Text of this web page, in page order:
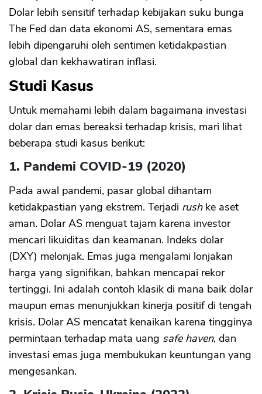
Dolar lebih sensitif terhadap kebijakan suku bunga
The Fed dan data ekonomi AS, sementara emas
lebih dipengaruhi oleh sentimen ketidakpastian
global dan kekhawatiran inflasi.
Studi Kasus
Untuk memahami lebih dalam bagaimana investasi
dolar dan emas bereaksi terhadap krisis, mari lihat
beberapa studi kasus berikut:
1. Pandemi COVID-19 (2020)
Pada awal pandemi, pasar global dihantam
ketidakpastian yang ekstrem. Terjadi rushke aset
aman. Dolar AS menguat tajam karena investor
mencari likuiditas dan keamanan. Indeks dolar
(DXY) melonjak. Emas juga mengalami lonjakan
harga yang signifikan, bahkan mencapai rekor
tertinggi. Ini adalah contoh klasik di mana baik dolar
maupun emas menunjukkan kinerja positif di tengah
krisis. Dolar AS mencatat kenaikan karena tingginya
permintaan terhadap mata uang safe haven, dan
investasi emas juga membukukan keuntungan yang
mengesankan.